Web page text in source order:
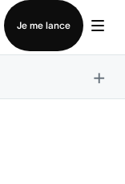
Je me lance
×